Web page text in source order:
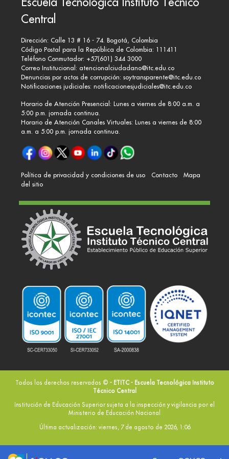
Central
Dirección: Calle 13 # 16 - 74. Bogotá, Colombia
Código Postal para la República de Colombia: 111411
Teléfono Conmutador: +57(601) 344 3000
Correo Institucional: atencionalciudadano@itc.edu.co
Denuncias por actos de corrupción: soytransparente@itc.edu.co
Notificaciones judiciales: notificacionesjudiciales@itc.edu.co
Horario de Atención Presencial: Lunes a viernes de 8:00 a.m. a
5:00 p.m. jornada continua.
Horario de Atención Canales Virtuales: Lunes a viernes de 8:00
a.m. a 5:00 p.m. jornada continua.
Política de privacidad y condiciones de uso Contacto
Mapa
del sitio
Todos los derechos reservados © - ETITC - Escuela Tecnológica Instituto
Técnico Central
Institución de Educación Superior sujeta a la inspección y vigilancia por el
Ministerio de Educación Nacional
Última actualización: viernes, 7 de agosto de 2026, 1:06